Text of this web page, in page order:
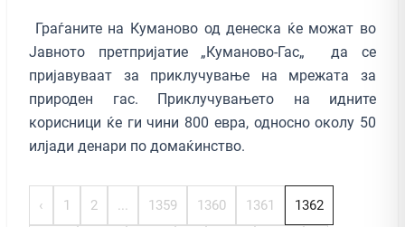
Граѓаните на Куманово од денеска ќе можат во
Јавното претпријатие „Куманово-Гас„ да се
пријавуваат за приклучување на мрежата за
природен гас. Приклучувањето на идните
корисници ќе ги чини 800 евра, односно околу 50
илјади денари по домаќинство.
‹ 1 2 ... 1359 1360 1361 1362